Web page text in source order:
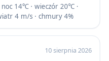
noc 14℃ · wieczór 20℃ ·
4 m/s · chmury 4%
10 sierpnia 2026